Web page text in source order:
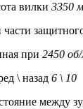
вилки 3350
при 2450
\ назад 6 \ 10
между